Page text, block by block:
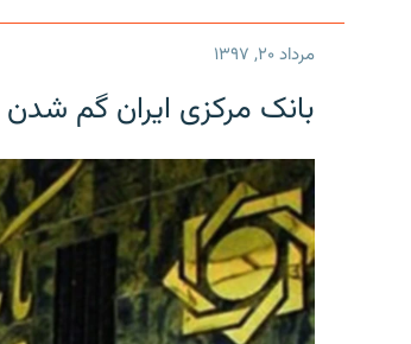
مرداد ۲۰, ۱۳۹۷
بانک مرکزی ایران گم شدن ۹ میلیارد دلار را تکذیب کرد